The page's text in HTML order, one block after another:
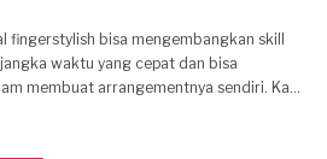
fingerstylish bisa mengembangkan skill
waktu yang cepat dan bisa
membuat arrangementnya sendiri. Kami
dalam memberikan pengajaran